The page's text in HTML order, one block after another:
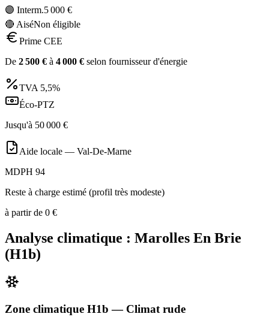
🟣 Interm.5 000 €
🔴 AiséNon éligible
Prime CEE
De 2 500 € à 4 000 € selon fournisseur d'énergie
TVA 5,5%
Éco-PTZ
Jusqu'à 50 000 €
Aide locale — Val-De-Marne
MDPH 94
Reste à charge estimé (profil très modeste)
à partir de 0 €
Analyse climatique : Marolles En Brie
(H1b)
Zone climatique H1b — Climat rude